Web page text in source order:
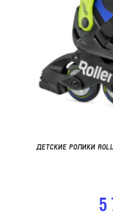
ДЕТСКИЕ РОЛИКИ
5